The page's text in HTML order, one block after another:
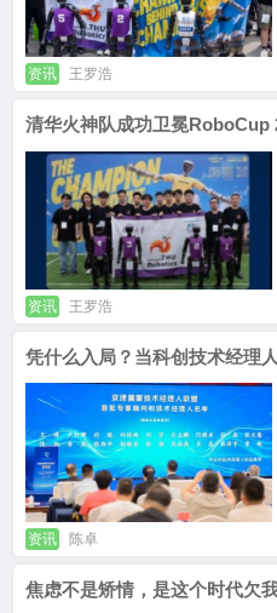
资讯 王罗浩
清华火神队成功卫冕RoboCup
资讯 王罗浩
凭什么入局？当科创技术经理
资讯 陈卓
焦虑不是矫情，是这个时代欠